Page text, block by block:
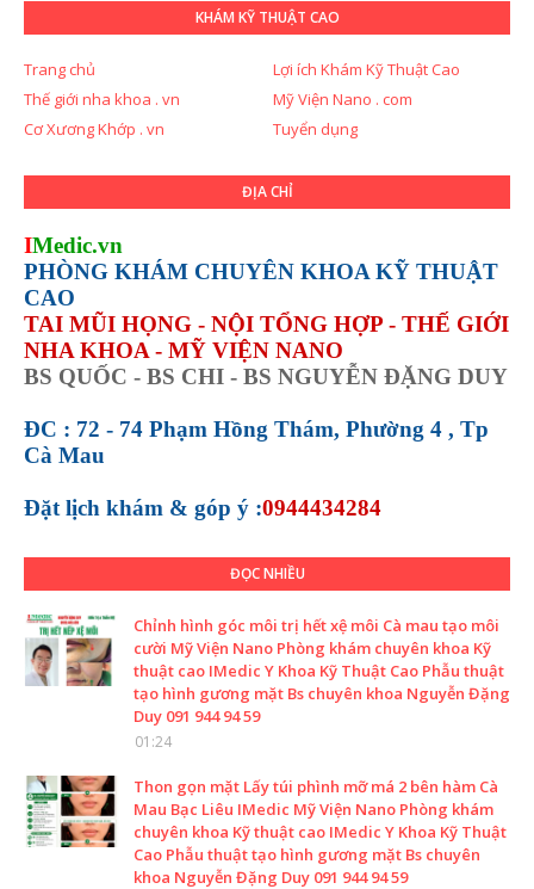
KHÁM KỸ THUẬT CAO
Trang chủ
Lợi ích Khám Kỹ Thuật Cao
Thế giới nha khoa . vn
Mỹ Viện Nano . com
Cơ Xương Khớp . vn
Tuyển dụng
ĐỊA CHỈ
IMedic.vn
PHÒNG KHÁM CHUYÊN KHOA KỸ THUẬT
CAO
TAI MŨI HỌNG - NỘI TỔNG HỢP - THẾ GIỚI
NHA KHOA - MỸ VIỆN NANO
BS QUỐC - BS CHI - BS NGUYỄN ĐẶNG DUY
ĐC : 72 - 74 Phạm Hồng Thám, Phường 4 , Tp
Cà Mau
Đặt lịch khám & góp ý :0944434284
ĐỌC NHIỀU
Chỉnh hình góc môi trị hết xệ môi Cà mau tạo môi
cười Mỹ Viện Nano Phòng khám chuyên khoa Kỹ
thuật cao IMedic Y Khoa Kỹ Thuật Cao Phẫu thuật
tạo hình gương mặt Bs chuyên khoa Nguyễn Đặng
Duy 091 944 94 59
01:24
Thon gọn mặt Lấy túi phình mỡ má 2 bên hàm Cà
Mau Bạc Liêu IMedic Mỹ Viện Nano Phòng khám
chuyên khoa Kỹ thuật cao IMedic Y Khoa Kỹ Thuật
Cao Phẫu thuật tạo hình gương mặt Bs chuyên
khoa Nguyễn Đặng Duy 091 944 94 59